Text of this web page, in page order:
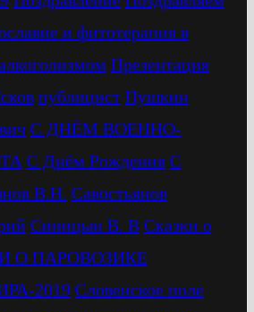
и фитотерапия в
Презентация
публицист Пушкин
С ДНЁМ ВОЕННО-
С Днём Рождения С
В.Н. Савостьянов
Синицын В. В Сказки о
О ПАРОВОЗИКЕ
2019 Словенское поле